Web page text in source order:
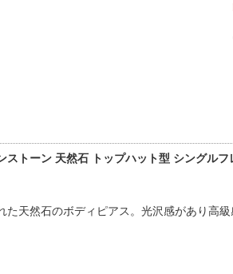
ストーン 天然石 トップハット型 シングル
天然石のボディピアス。光沢感があり高級